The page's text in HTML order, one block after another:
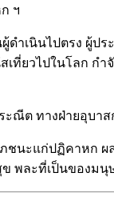
ฯ
เนินไปตรง ผู้
ที่ยวไปในโลก
ณีต ทางฝ่ายอุบ
นะแก่ปฏิคาหก
พละที่เป็นของมนุ